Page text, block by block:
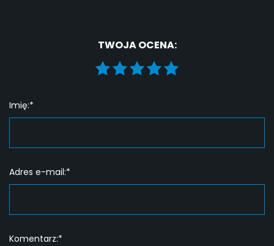
TWOJA OCENA:
Imię:*
Adres e-mail:*
Komentarz:*